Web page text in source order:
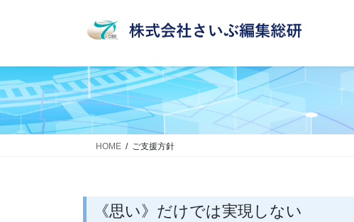
へ
ス
キ
ョ
ン
に
HOME ご支援方針
《思い》だけでは実現しない